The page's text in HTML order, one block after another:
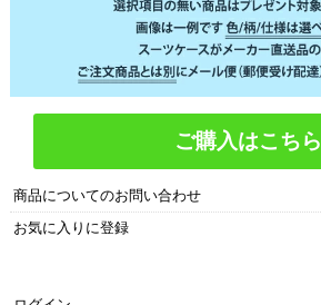
ご購入はこちら
商品についてのお問い合わせ
お気に入りに登録